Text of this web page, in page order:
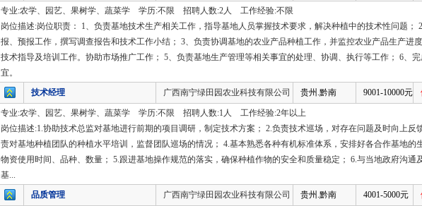
专业:农学、园艺、果树学、蔬菜学 学历:不限 招聘人数:2人 工作经验:不限
岗位描述:岗位职责： 1、负责基地技术生产相关工作，指导基地人员掌握技术要求，解决种植中的技术性问题；
报、预报工作，撰写调查报告和技术工作小结； 3、负责协调基地的农业产品种植工作，并监控农业产品生产进
技术指导及培训工作。协助市场推广工作； 5、负责基地生产管理等相关事宜的处理、协调、执行等工作； 6、
宜。
技术经理
广西南宁绿田园农业科技有限公司 贵州.黔南 9001-10000元
专业:农学、园艺、果树学、蔬菜学 学历:不限 招聘人数:1人 工作经验:2年以上
岗位描述:1.协助技术总监对基地进行前期的项目调研，制定技术方案； 2.负责技术巡场，对存在问题及时向上反
责对基地种植团队的种植水平培训，监督团队巡场的情况； 4.基本熟悉各种有机标准体系，安排好各合作基地的
物资使用时间、品种、数量； 5.跟进基地操作规范的落实，确保种植作物的安全和质量稳定； 6.与当地政府沟通
基...
品质管理
广西南宁绿田园农业科技有限公司 贵州.黔南 4001-5000元